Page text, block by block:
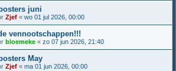
juni
Zjef « wo 01 jul 2026, 00:00
vennootschappen!!!
bloemeke « zo 07 jun 2026, 21:40
May
Zjef « ma 01 jun 2026, 00:00